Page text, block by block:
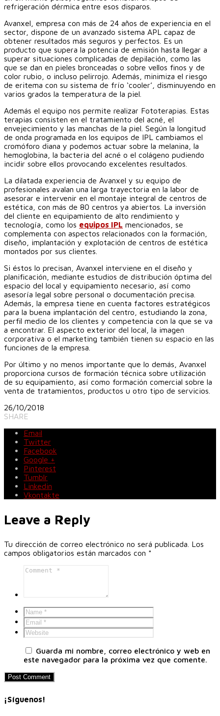
refrigeración dérmica entre esos disparos.
Avanxel, empresa con más de 24 años de experiencia en el
sector, dispone de un avanzado sistema APL capaz de
obtener resultados más seguros y perfectos. Es un
producto que supera la potencia de emisión hasta llegar a
superar situaciones complicadas de depilación, como las
que se dan en pieles bronceadas o sobre vellos finos y de
color rubio, o incluso pelirrojo. Además, minimiza el riesgo
de eritema con su sistema de frío ‘cooler’, disminuyendo en
varios grados la temperatura de la piel.
Además el equipo nos permite realizar Fototerapias. Estas
terapias consisten en el tratamiento del acné, el
envejecimiento y las manchas de la piel. Según la longitud
de onda programada en los equipos de IPL cambiamos el
cromóforo diana y podemos actuar sobre la melanina, la
hemoglobina, la bacteria del acné o el colágeno pudiendo
incidir sobre ellos provocando excelentes resultados.
La dilatada experiencia de Avanxel y su equipo de
profesionales avalan una larga trayectoria en la labor de
asesorar e intervenir en el montaje integral de centros de
estética, con más de 80 centros ya abiertos. La inversión
del cliente en equipamiento de alto rendimiento y
tecnología, como los equipos IPL mencionados, se
complementa con aspectos relacionados con la formación,
diseño, implantación y explotación de centros de estética
montados por sus clientes.
Si éstos lo precisan, Avanxel interviene en el diseño y
planificación, mediante estudios de distribución óptima del
espacio del local y equipamiento necesario, así como
asesoría legal sobre personal o documentación precisa.
Además, la empresa tiene en cuenta factores estratégicos
para la buena implantación del centro, estudiando la zona,
perfil medio de los clientes y competencia con la que se va
a encontrar. El aspecto exterior del local, la imagen
corporativa o el marketing también tienen su espacio en las
funciones de la empresa.
Por último y no menos importante que lo demás, Avanxel
proporciona cursos de formación técnica sobre utilización
de su equipamiento, así como formación comercial sobre la
venta de tratamientos, productos u otro tipo de servicios.
26/10/2018
SHARE
Email
Twitter
Facebook
Google +
Pinterest
Tumblr
Linkedin
Vkontakte
Leave a Reply
Tu dirección de correo electrónico no será publicada. Los
campos obligatorios están marcados con *
Guarda mi nombre, correo electrónico y web en
este navegador para la próxima vez que comente.
¡Síguenos!